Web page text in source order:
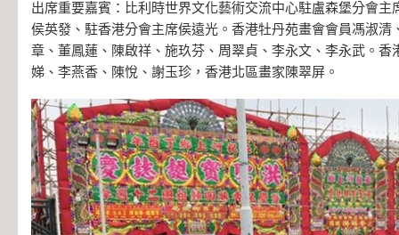
出席重要嘉賓：比利時世界文化藝術交流中心駐盧森堡分會主
侯英發、駐香港分會主席侯遠光。香港牡丹苑畫會會員馮淑清
章、董鳳蓮、陳啟祥、施玖芬、周翠貞、李永文、李永武。香
娣、李燕香、陳悅、謝玉珍，香港北區畫家陳翠屏。